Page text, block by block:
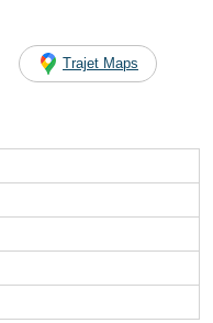
Trajet Maps